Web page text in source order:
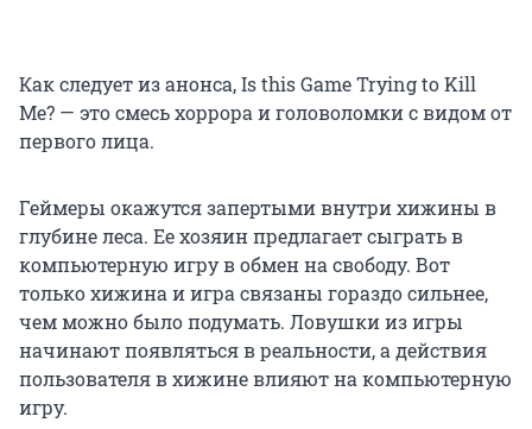
Как следует из анонса, Is this Game Trying to Kill
Me? — это смесь хоррора и головоломки с видом от
первого лица.
Геймеры окажутся запертыми внутри хижины в
глубине леса. Ее хозяин предлагает сыграть в
компьютерную игру в обмен на свободу. Вот
только хижина и игра связаны гораздо сильнее,
чем можно было подумать. Ловушки из игры
начинают появляться в реальности, а действия
пользователя в хижине влияют на компьютерную
игру.